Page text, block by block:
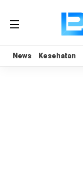
News Kesehatan
News Kesehatan